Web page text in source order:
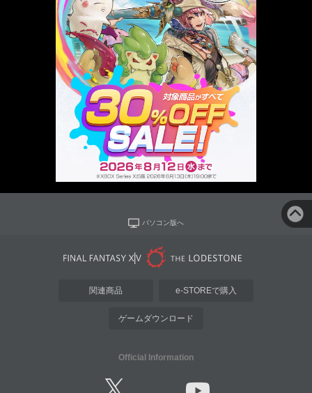
パソコン版へ
関連商品 e-STOREで購入
ゲームダウンロード
Official Information